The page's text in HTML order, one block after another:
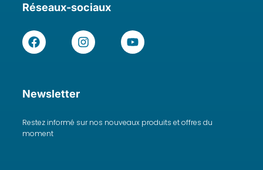
Réseaux-sociaux
Newsletter
Restez informé sur nos nouveaux produits et offres du
moment